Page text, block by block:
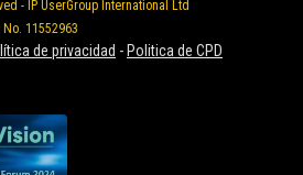
- IP UserGroup International Ltd
11552963
de privacidad - Politica de CPD